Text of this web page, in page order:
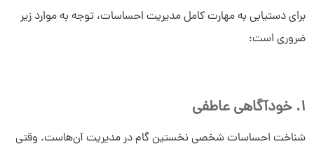
برای دستیابی به مهارت کامل مدیریت احساسات، توجه به موارد زیر
ضروری است:
1. خودآگاهی عاطفی
شناخت احساسات شخصی نخستین گام در مدیریت آن‌هاست. وقتی